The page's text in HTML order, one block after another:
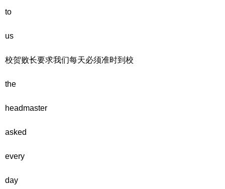
to
us
校贺败长要求我们每天必须准时到校
the
headmaster
asked
every
day